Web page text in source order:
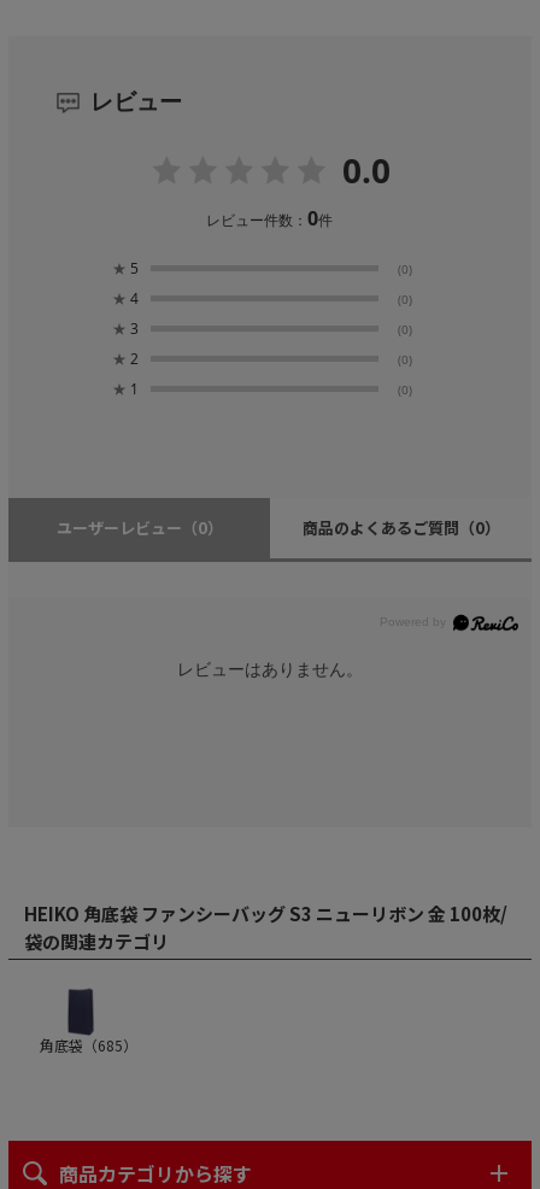
レビュー
0.0
レビュー件数：0件
★ 5 (0)
★ 4 (0)
★ 3 (0)
★ 2 (0)
★ 1 (0)
ユーザーレビュー （0） 商品のよくあるご質問 （0）
レビューはありません。
HEIKO 角底袋 ファンシーバッグ S3 ニューリボン 金 100枚/
袋の関連カテゴリ
角底袋（685）
商品カテゴリから探す